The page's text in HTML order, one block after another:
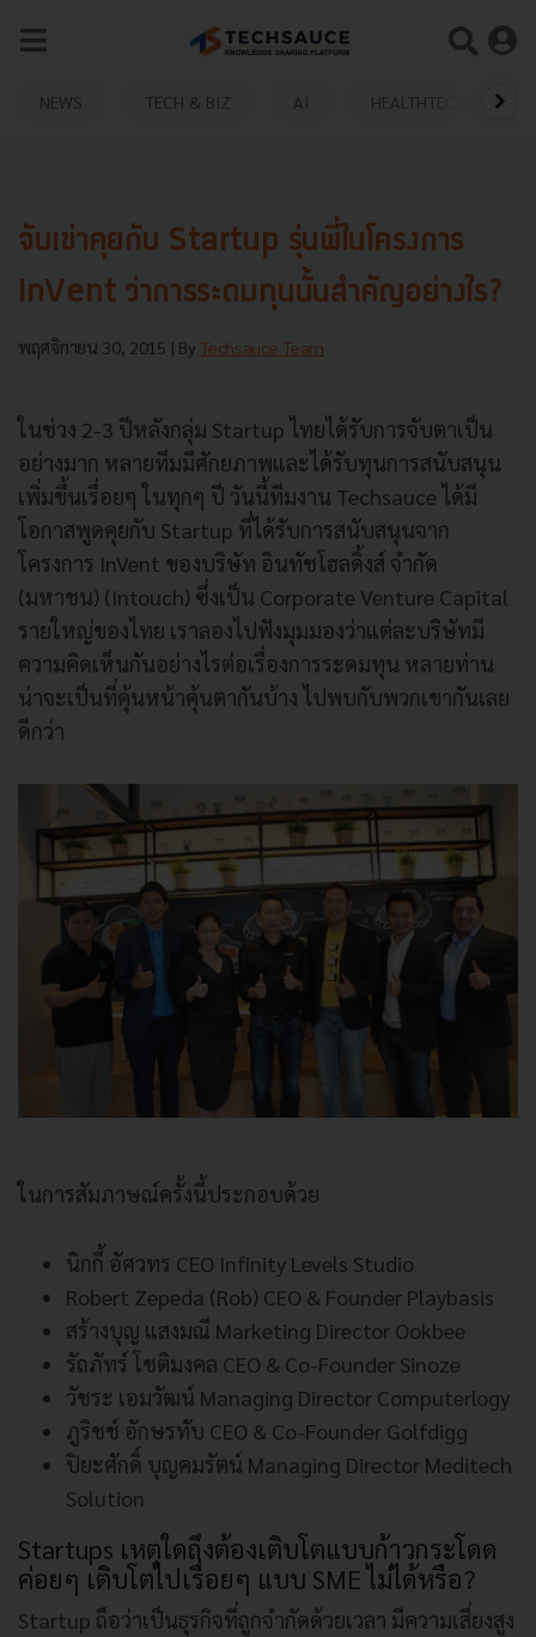
NEWS TECH & BIZ AI HEALTHTECH
จับเข่าคุยกับ Startup รุ่นพี่ในโครงการ
InVent ว่าการระดมทุนนั้นสำคัญอย่างไร?
พฤศจิกายน 30, 2015 | By Techsauce Team
ในช่วง 2-3 ปีหลังกลุ่ม Startup ไทยได้รับการจับตาเป็น
อย่างมาก หลายทีมมีศักยภาพและได้รับทุนการสนับสนุน
เพิ่มขึ้นเรื่อยๆ ในทุกๆ ปี วันนี้ทีมงาน Techsauce ได้มี
โอกาสพูดคุยกับ Startup ที่ได้รับการสนับสนุนจาก
โครงการ InVent ของบริษัท อินทัชโฮลดิ้งส์ จำกัด
(มหาชน) (Intouch) ซึ่งเป็น Corporate Venture Capital
รายใหญ่ของไทย เราลองไปฟังมุมมองว่าแต่ละบริษัทมี
ความคิดเห็นกันอย่างไรต่อเรื่องการระดมทุน หลายท่าน
น่าจะเป็นที่คุ้นหน้าคุ้นตากันบ้าง ไปพบกับพวกเขากันเลย
ดีกว่า
ในการสัมภาษณ์ครั้งนี้ประกอบด้วย
นิกกี้ อัศวทร CEO Infinity Levels Studio
Robert Zepeda (Rob) CEO & Founder Playbasis
สร้างบุญ แสงมณี Marketing Director Ookbee
รัถภัทร์ โชติมงคล CEO & Co-Founder Sinoze
วัชระ เอมวัฒน์ Managing Director Computerlogy
ภูริชช์ อักษรทับ CEO & Co-Founder Golfdigg
ปิยะศักดิ์ บุญคมรัตน์ Managing Director Meditech
Solution
Startups เหตุใดถึงต้องเติบโตแบบก้าวกระโดด
ค่อยๆ เติบโตไปเรื่อยๆ แบบ SME ไม่ได้หรือ?
Startup ถือว่าเป็นธุรกิจที่ถูกจำกัดด้วยเวลา มีความเสี่ยงสูง